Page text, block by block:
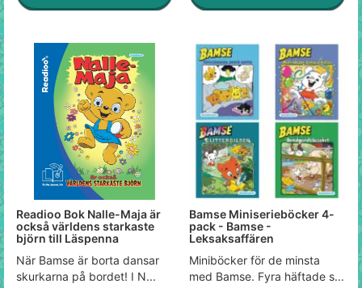
Readioo Bok Nalle-Maja är
också världens starkaste
björn till Läspenna
När Bamse är borta dansar
skurkarna på bordet! I N...
Bamse Miniserieböcker 4-
pack - Bamse -
Leksaksaffären
Miniböcker för de minsta
med Bamse. Fyra häftade s...